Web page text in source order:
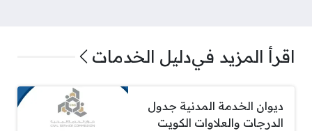
اقرأ المزيد فيدليل الخدمات
ديوان الخدمة المدنية جدول
الدرجات والعلاوات الكويت